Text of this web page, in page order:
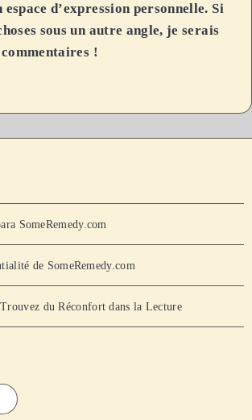
espace d’expression personnelle. Si
sous un autre angle, je serais
!
SomeRemedy.com
de SomeRemedy.com
du Réconfort dans la Lecture